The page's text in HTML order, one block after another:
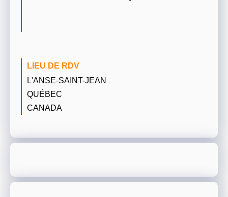
LIEU DE RDV
L'ANSE-SAINT-JEAN
QUÉBEC
CANADA